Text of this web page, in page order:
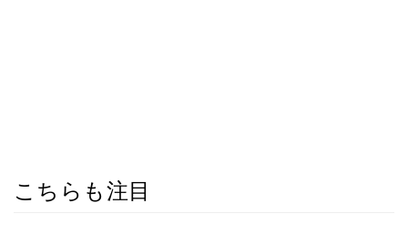
こちらも注目